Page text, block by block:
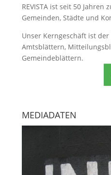
REVISTA ist seit 50
Gemeinden, Städte und
Unser Kerngeschäft ist der
Amtsblättern,
Gemeindeblättern.
MEDIADATEN